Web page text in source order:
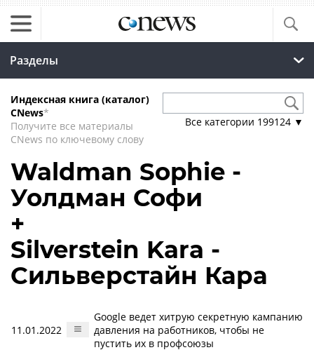
Разделы
Индексная книга (каталог)
CNews*
Получите все материалы
CNews по ключевому слову
Все категории 199124 ▼
Waldman Sophie -
Уолдман Софи
+
Silverstein Kara -
Сильверстайн Кара
11.01.2022
Google ведет хитрую секретную кампанию
давления на работников, чтобы не
пустить их в профсоюзы